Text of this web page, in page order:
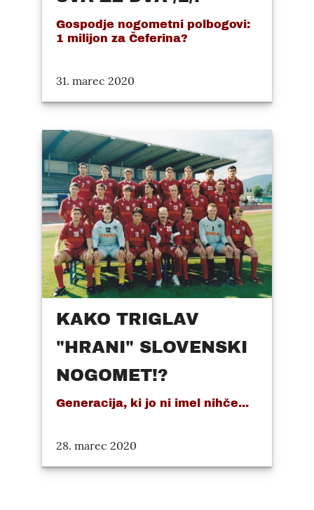
Gospodje nogometni polbogovi:
1 milijon za Čeferina?
31. marec 2020
KAKO TRIGLAV
"HRANI" SLOVENSKI
NOGOMET!?
Generacija, ki jo ni imel nihče...
28. marec 2020